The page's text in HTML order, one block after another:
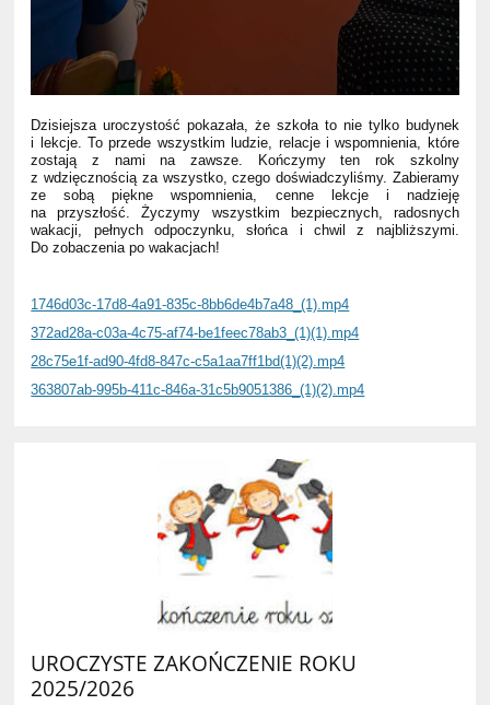
Dzisiejsza uroczystość pokazała, że szkoła to nie tylko budynek
i lekcje. To przede wszystkim ludzie, relacje i wspomnienia, które
zostają z nami na zawsze. Kończymy ten rok szkolny
z wdzięcznością za wszystko, czego doświadczyliśmy. Zabieramy
ze sobą piękne wspomnienia, cenne lekcje i nadzieję
na przyszłość. Życzymy wszystkim bezpiecznych, radosnych
wakacji, pełnych odpoczynku, słońca i chwil z najbliższymi.
Do zobaczenia po wakacjach!
1746d03c-17d8-4a91-835c-8bb6de4b7a48_(1).mp4
372ad28a-c03a-4c75-af74-be1feec78ab3_(1)(1).mp4
28c75e1f-ad90-4fd8-847c-c5a1aa7ff1bd(1)(2).mp4
363807ab-995b-411c-846a-31c5b9051386_(1)(2).mp4
UROCZYSTE ZAKOŃCZENIE ROKU
2025/2026